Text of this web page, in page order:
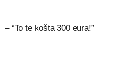
– “To te košta 300 eura!”